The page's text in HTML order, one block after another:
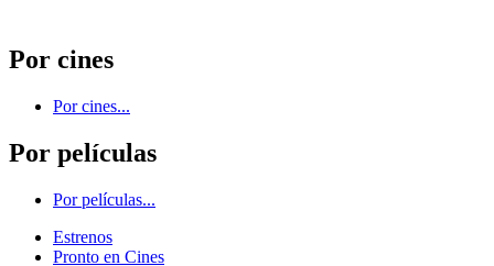
Por cines
Por cines...
Por películas
Por películas...
Estrenos
Pronto en Cines